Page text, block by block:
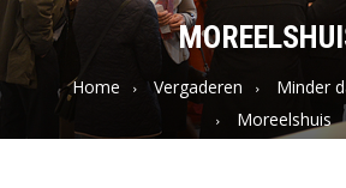
Home Vergaderen
Minder
Moreelshuis